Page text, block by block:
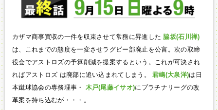
カザマ商事買収の一件を収束させて常務に昇進した 脇坂(石川禅)
は、これまでの態度を一変させラグビー部廃止を公言。次の取締
役会でアストロズの予算削減を提案するという。これが可決され
ればアストロズ は廃部に追い込まれてしまう。
君嶋(大泉洋)は日
本蹴球協会の専務理事・
木戸(尾藤イサオ)にプラチナリーグの改
革案を持ち込むが・・・。